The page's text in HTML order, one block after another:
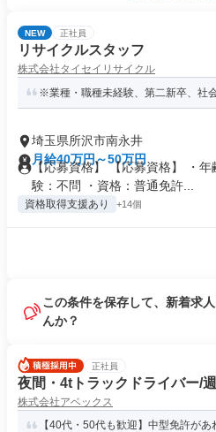
NEW 正社員
リサイクルスタッフ
株式会社タイセイリサイクル
※業種・職種未経験、第二新卒、社
埼玉県所沢市南永井
月給40万円～50万円
【応募資格】 【応募資格】 ・
験：不問 ・資格：普通免許...
資格取得支援あり +14個
この条件を保存して、新着求
んか？
正社員
夜間・4tトラックドライバー/
株式会社アベックス
【40代・50代も歓迎】中型免許が